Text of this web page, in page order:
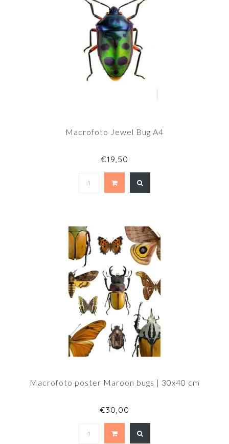
Macrofoto Jewel Bug A4
€19,50
Macrofoto poster Maroon bugs | 30x40 cm
€30,00